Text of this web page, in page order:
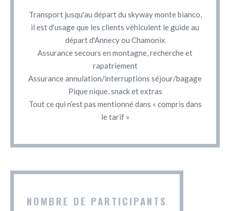
Transport jusqu'au départ du skyway monte bianco,
il est d'usage que les clients véhiculent le guide au
départ d'Annecy ou Chamonix
Assurance secours en montagne, recherche et
rapatriement
Assurance annulation/interruptions séjour/bagage
Pique nique, snack et extras
Tout ce qui n’est pas mentionné dans « compris dans
le tarif »
NOMBRE DE PARTICIPANTS